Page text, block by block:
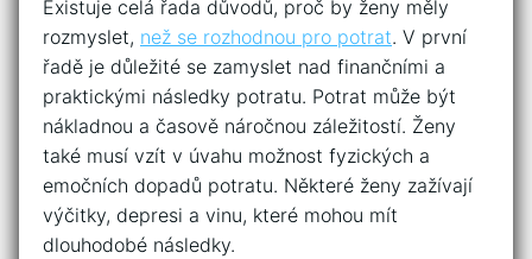
Existuje celá řada důvodů, proč by ženy měly
rozmyslet, než se rozhodnou pro potrat. V první
řadě je důležité se zamyslet nad finančními a
praktickými následky potratu. Potrat může být
nákladnou a časově náročnou záležitostí. Ženy
také musí vzít v úvahu možnost fyzických a
emočních dopadů potratu. Některé ženy zažívají
výčitky, depresi a vinu, které mohou mít
dlouhodobé následky.